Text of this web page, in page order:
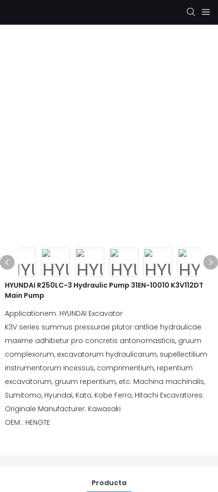
HYUNDAI R250LC-3 Hydraulic Pump 31EN-10010 K3V112DT
Main Pump
Applicationem: HYUNDAI Excavator
K3V series summus pressurae plutor antliae hydraulicae
maxime adhibetur pro concretis antonomasticis, gruum
complexorum, excavatorum hydraulicarum, supellectilium
instrumentorum incessus, comprimentium, repentium
excavatorum, gruum repentium, etc. Machina machinalis,
Sumitomo, Hyundai, Kato, Kobe Ferro, Hitachi Excavatores.
Originale Manufacturer: Kawasaki
OEM : HENGTE
Producta